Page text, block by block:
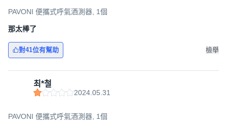
PAVONI 便攜式呼氣酒測器, 1個
那太棒了
對41位有幫助 檢舉
최*철
2024.05.31
PAVONI 便攜式呼氣酒測器, 1個